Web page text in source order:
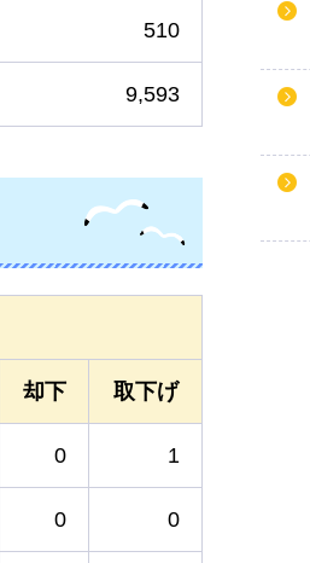
510
9,593
却下 取下げ
0 1
0 0